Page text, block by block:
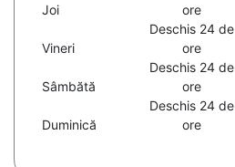
Joi
ore
Vineri
Deschis 24 de
ore
Sâmbătă
Deschis 24 de
ore
Duminică
Deschis 24 de
ore